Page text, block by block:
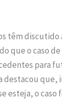
têm discutido
que o caso
para
destacou
esteja, o caso